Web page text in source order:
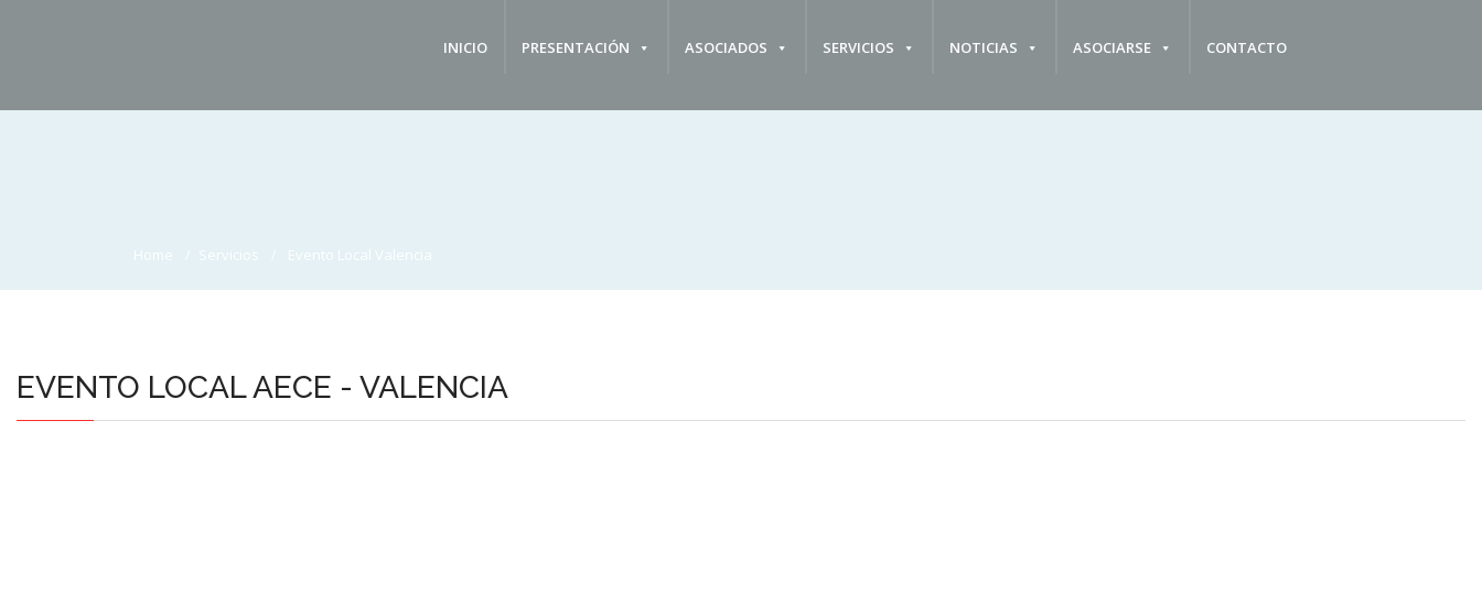
INICIO PRESENTACIÓN ASOCIADOS SERVICIOS NOTICIAS ASOCIARSE CONTACTO
Home Servicios Evento Local Valencia
EVENTO LOCAL AECE - VALENCIA